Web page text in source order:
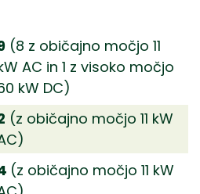
(8 z običajno močjo 11
AC in 1 z visoko močjo
kW DC)
(z običajno močjo 11 kW
(z običajno močjo 11 kW